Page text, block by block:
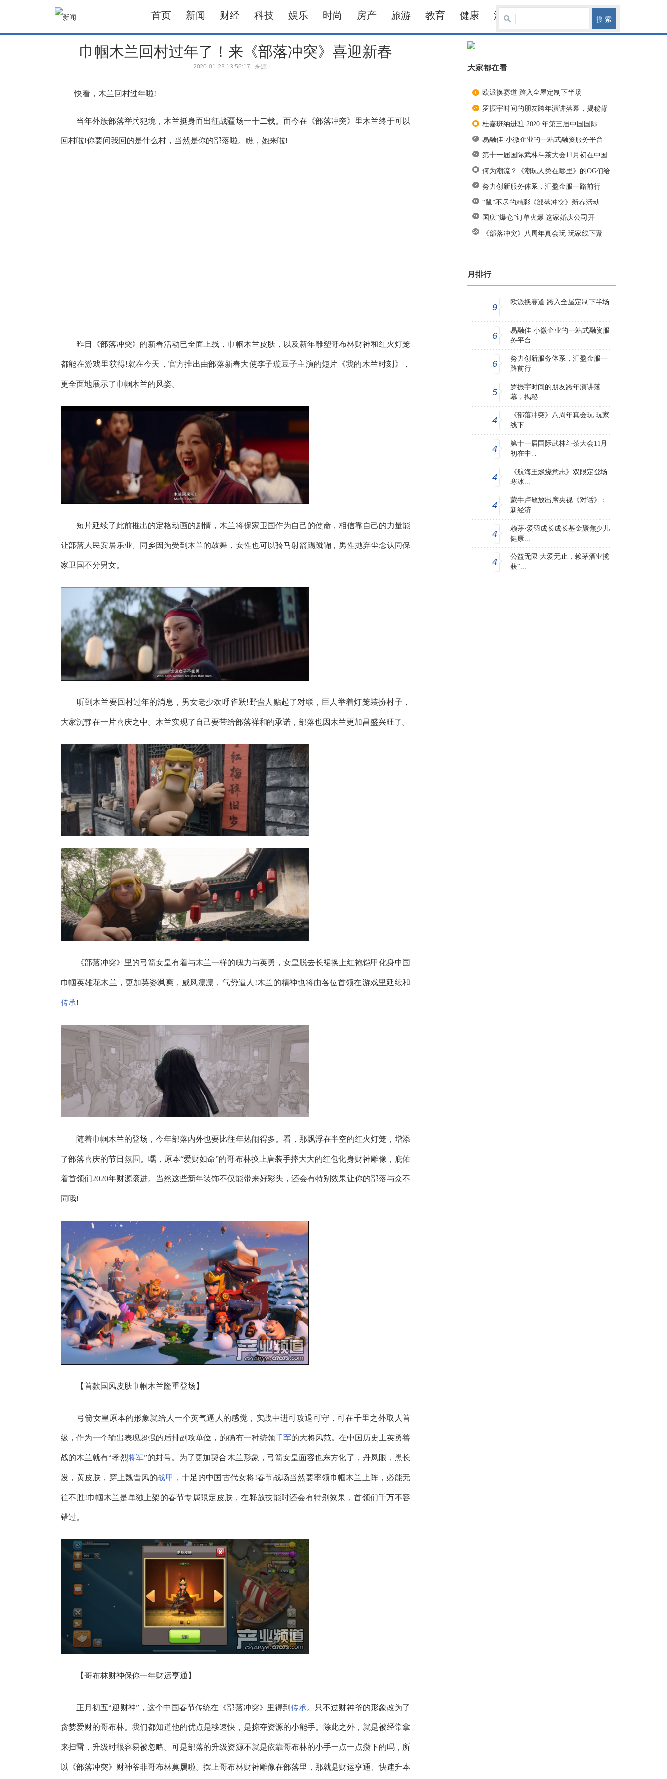
首页 新闻 财经 科技 娱乐 时尚 房产 旅游 教育 健康 汽车
巾帼木兰回村过年了！来《部落冲突》喜迎新春
2020-01-23 13:56:17 来源：
快看，木兰回村过年啦!
当年外族部落举兵犯境，木兰挺身而出征战疆场一十二载。而今在《部落冲突》里木兰终于可以
回村啦!你要问我回的是什么村，当然是你的部落啦。瞧，她来啦!
昨日《部落冲突》的新春活动已全面上线，巾帼木兰皮肤，以及新年雕塑哥布林财神和红火灯笼
都能在游戏里获得!就在今天，官方推出由部落新春大使李子璇豆子主演的短片《我的木兰时刻》，
更全面地展示了巾帼木兰的风姿。
短片延续了此前推出的定格动画的剧情，木兰将保家卫国作为自己的使命，相信靠自己的力量能
让部落人民安居乐业。同乡因为受到木兰的鼓舞，女性也可以骑马射箭踢蹴鞠，男性抛弃尘念认同保
家卫国不分男女。
听到木兰要回村过年的消息，男女老少欢呼雀跃!野蛮人贴起了对联，巨人举着灯笼装扮村子，
大家沉静在一片喜庆之中。木兰实现了自己要带给部落祥和的承诺，部落也因木兰更加昌盛兴旺了。
《部落冲突》里的弓箭女皇有着与木兰一样的魄力与英勇，女皇脱去长裙换上红袍铠甲化身中国
巾帼英雄花木兰，更加英姿飒爽，威风凛凛，气势逼人!木兰的精神也将由各位首领在游戏里延续和
传承!
随着巾帼木兰的登场，今年部落内外也要比往年热闹得多。看，那飘浮在半空的红火灯笼，增添
了部落喜庆的节日氛围。嘿，原本“爱财如命”的哥布林换上唐装手捧大大的红包化身财神雕像，庇佑
着首领们2020年财源滚进。当然这些新年装饰不仅能带来好彩头，还会有特别效果让你的部落与众不
同哦!
【首款国风皮肤巾帼木兰隆重登场】
弓箭女皇原本的形象就给人一个英气逼人的感觉，实战中进可攻退可守，可在千里之外取人首
级，作为一个输出表现超强的后排副攻单位，的确有一种统领千军的大将风范。在中国历史上英勇善
战的木兰就有“孝烈将军”的封号。为了更加契合木兰形象，弓箭女皇面容也东方化了，丹凤眼，黑长
发，黄皮肤，穿上魏晋风的战甲 ，十足的中国古代女将!春节战场当然要率领巾帼木兰上阵，必能无
往不胜!巾帼木兰是单独上架的春节专属限定皮肤，在释放技能时还会有特别效果，首领们千万不容
错过。
【哥布林财神保你一年财运亨通】
正月初五“迎财神”，这个中国春节传统在《部落冲突》里得到传承。只不过财神爷的形象改为了
贪婪爱财的哥布林。我们都知道他的优点是移速快，是掠夺资源的小能手。除此之外，就是被经常拿
来扫雷，升级时很容易被忽略。可是部落的升级资源不就是依靠哥布林的小手一点一点攒下的吗，所
以《部落冲突》财神爷非哥布林莫属啦。摆上哥布林财神雕像在部落里，那就是财运亨通、快速升本
大家都在看
欧派换赛道 跨入全屋定制下半场
罗振宇时间的朋友跨年演讲落幕，揭秘背
杜嘉班纳进驻 2020 年第三届中国国际
易融佳-小微企业的一站式融资服务平台
第十一届国际武林斗茶大会11月初在中国
何为潮流？《潮玩人类在哪里》的OG们给
努力创新服务体系，汇盈金服一路前行
“鼠”不尽的精彩《部落冲突》新春活动
国庆“爆仓”订单火爆 这家婚庆公司开
《部落冲突》八周年真会玩 玩家线下聚
月排行
9
欧派换赛道 跨入全屋定制下半场
6
易融佳-小微企业的一站式融资服
务平台
6
努力创新服务体系，汇盈金服一
路前行
5
罗振宇时间的朋友跨年演讲落
幕，揭秘...
4
《部落冲突》八周年真会玩 玩家
线下...
4
第十一届国际武林斗茶大会11月
初在中...
4
《航海王燃烧意志》双限定登场
寒冰...
4
蒙牛卢敏放出席央视《对话》：
新经济...
4
赖茅·爱羽成长成长基金聚焦少儿
健康...
4
公益无限 大爱无止，赖茅酒业揽
获“...